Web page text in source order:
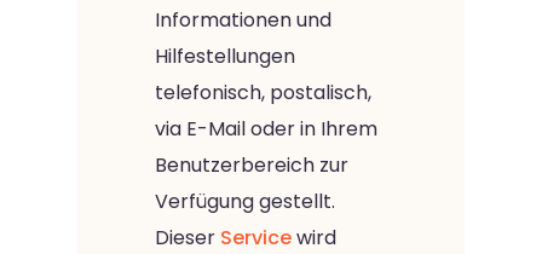
Informationen und
Hilfestellungen
telefonisch, postalisch,
via E-Mail oder in Ihrem
Benutzerbereich zur
Verfügung gestellt.
Dieser Servicewird